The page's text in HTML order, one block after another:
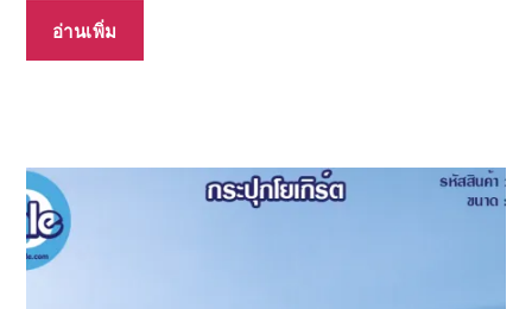
อ่านเพิ่ม